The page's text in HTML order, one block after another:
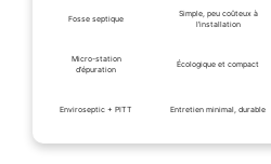
Fosse septique
Simple, peu coûteux à
l’installation
Micro-station
d’épuration
Écologique et compact
Enviroseptic + PITT Entretien minimal, durable